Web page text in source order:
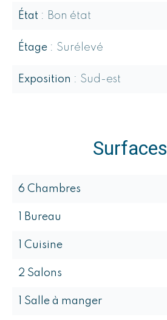
État Bon état
Étage Surélevé
Exposition Sud-est
Surfaces
6 Chambres
1 Bureau
1 Cuisine
2 Salons
1 Salle à manger